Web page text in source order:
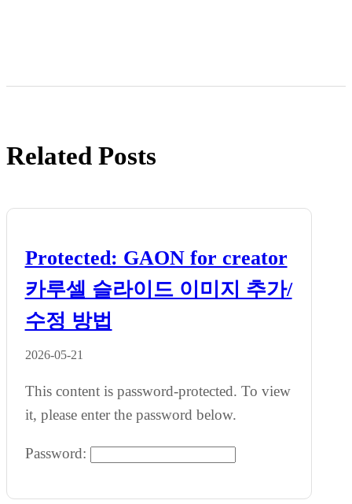
Related Posts
Protected: GAON for creator
카루셀 슬라이드 이미지 추가/
수정 방법
2026-05-21
This content is password-protected. To view
it, please enter the password below.
Password: